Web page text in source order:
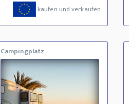
kaufen und verkaufen
Campingplatz